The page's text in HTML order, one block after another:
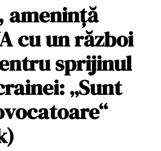
amenință
cu un război
sprijinul
„Sunt